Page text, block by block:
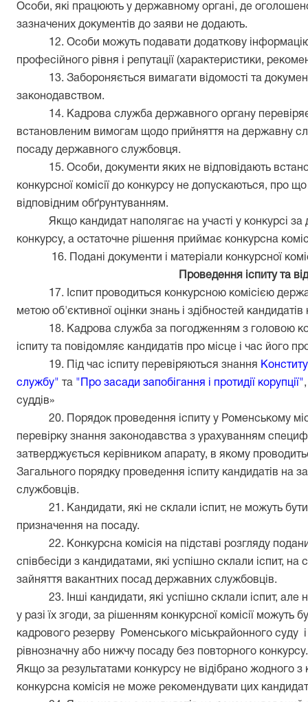
Особи, які працюють у державному органі, де
зазначених документів до заяви не додають.
12. Особи можуть подавати додаткову
професійного рівня і репутації (характеристики,
13. Забороняється вимагати відомості та
законодавством.
14. Кадрова служба державного органу
встановленим вимогам щодо прийняття на державну
посаду державного службовця.
15. Особи, документи яких не відповідають
конкурсної комісії до конкурсу не допускаються, про
відповідним обґрунтуванням.
Якщо кандидат наполягає на участі у конкурсі
конкурсу, а остаточне рішення приймає конкурсна
16. Подані документи і матеріали конкурсної
Проведення іспиту та
17. Іспит проводиться конкурсною комісією
метою об'єктивної оцінки знань і здібностей
18. Кадрова служба за погодженням з головою
іспиту та повідомляє кандидатів про місце і час його
19. Під час іспиту перевіряються знання
службу" та "Про засади запобігання і протидії корупції"
суддів»
20. Порядок проведення іспиту у Роменському
перевірку знання законодавства з урахуванням
затверджується керівником апарату, в якому
Загального порядку проведення іспиту кандидатів на
службовців.
21. Кандидати, які не склали іспит, не можуть
призначення на посаду.
22. Конкурсна комісія на підставі розгляду
співбесіди з кандидатами, які успішно склали іспит, на
зайняття вакантних посад державних службовців.
23. Інші кандидати, які успішно склали іспит,
у разі їх згоди, за рішенням конкурсної комісії можуть
кадрового резерву
Роменського міськрайонного суду
рівнозначну або нижчу посаду без повторного конкурсу.
Якщо за результатами конкурсу не відібрано жодного
конкурсна комісія не може рекомендувати цих